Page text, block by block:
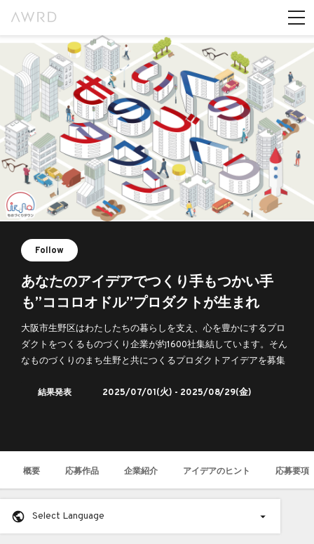
Follow
あなたのアイデアでつくり手もつかい手
も”ココロオドル”プロダクトが生まれ
る！！ものづくりのまち生野区の共創プロ
ジェクトIMT３期アイデア募集！
大阪市生野区はわたしたちの暮らしを支え、心を豊かにするプロ
ダクトをつくるものづくり企業が約1600社集結しています。そん
なものづくりのまち生野と共につくるプロダクトアイデアを募集
結果発表
2025/07/01(火) - 2025/08/29(金)
概要 応募作品 企業紹介 アイデアのヒント 応募要項
Select Language